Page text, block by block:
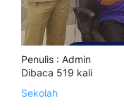
Penulis : Admin
Dibaca 519 kali
Sekolah